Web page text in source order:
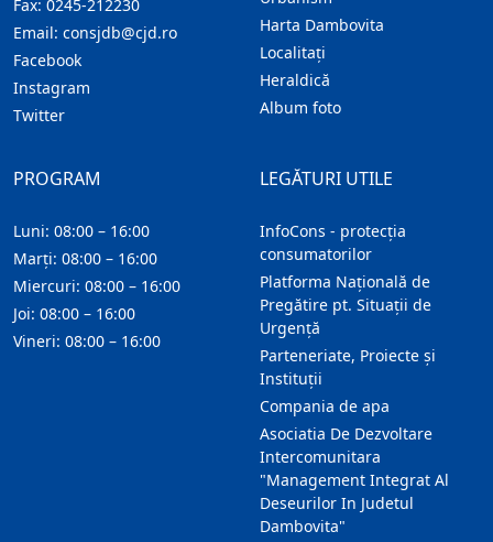
Fax: 0245-212230
Email: consjdb@cjd.ro
Facebook
Instagram
Twitter
Harta Dambovita
Localitaţi
Heraldică
Album foto
LEGĂTURI UTILE
InfoCons - protecția
consumatorilor
Platforma Națională de
Pregătire pt. Situații de
Urgență
Parteneriate, Proiecte și
Instituții
Compania de apa
Asociatia De Dezvoltare
Intercomunitara
"Management Integrat Al
Deseurilor In Judetul
Dambovita"
PROGRAM
Luni: 08:00 – 16:00
Marți: 08:00 – 16:00
Miercuri: 08:00 – 16:00
Joi: 08:00 – 16:00
Vineri: 08:00 – 16:00